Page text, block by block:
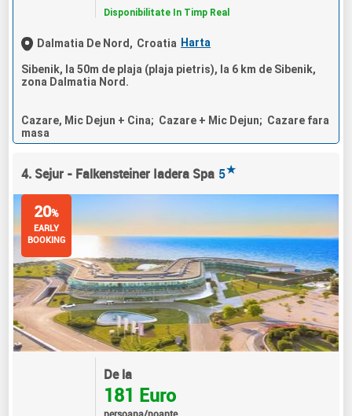
Disponibilitate In Timp Real
Dalmatia De Nord, Croatia Harta
Sibenik, la 50m de plaja (plaja pietris), la 6 km de Sibenik,
zona Dalmatia Nord.
Cazare, Mic Dejun + Cina; Cazare + Mic Dejun; Cazare fara
masa
4. Sejur - Falkensteiner Iadera Spa 5★
20%
EARLY
BOOKING
De la
181 Euro
persoana/noapte